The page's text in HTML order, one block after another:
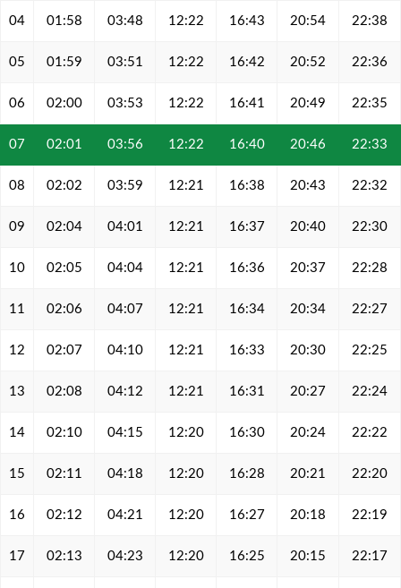
04 01:58 03:48 12:22 16:43 20:54 22:38
05 01:59 03:51 12:22 16:42 20:52 22:36
06 02:00 03:53 12:22 16:41 20:49 22:35
07 02:01 03:56 12:22 16:40 20:46 22:33
08 02:02 03:59 12:21 16:38 20:43 22:32
09 02:04 04:01 12:21 16:37 20:40 22:30
10 02:05 04:04 12:21 16:36 20:37 22:28
11 02:06 04:07 12:21 16:34 20:34 22:27
12 02:07 04:10 12:21 16:33 20:30 22:25
13 02:08 04:12 12:21 16:31 20:27 22:24
14 02:10 04:15 12:20 16:30 20:24 22:22
15 02:11 04:18 12:20 16:28 20:21 22:20
16 02:12 04:21 12:20 16:27 20:18 22:19
17 02:13 04:23 12:20 16:25 20:15 22:17